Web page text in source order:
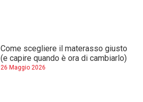
Come scegliere il materasso giusto
(e capire quando è ora di cambiarlo)
26 Maggio 2026